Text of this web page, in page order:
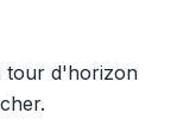
tour d'horizon